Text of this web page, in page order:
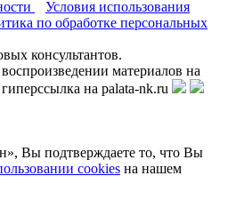
Условия использования
по обработке персональных
консультантов.
материалов на
на palata-nk.ru
Вы подтверждаете то, что Вы
cookies на нашем